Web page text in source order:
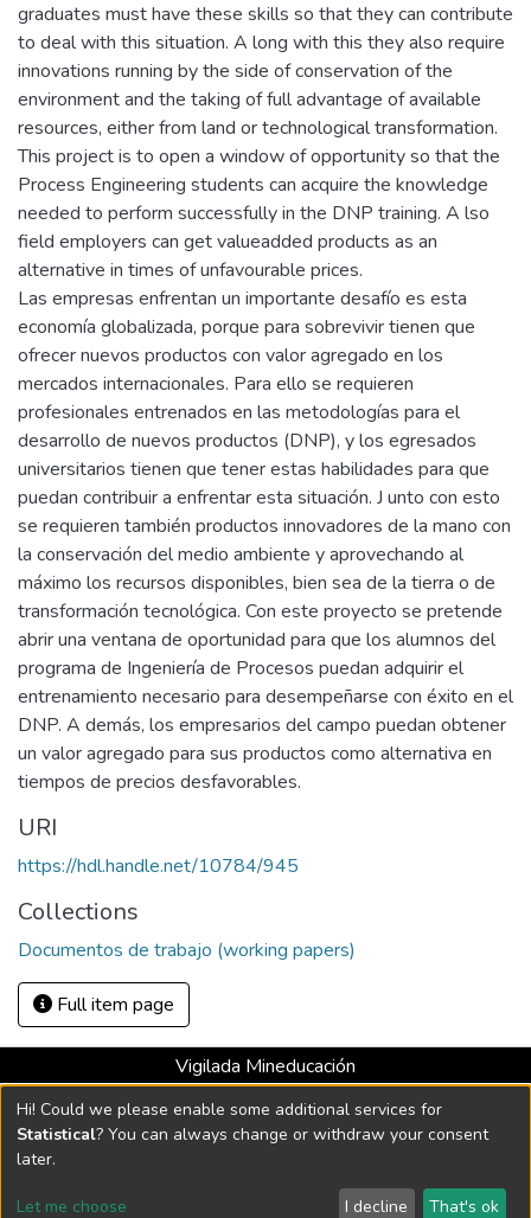
graduates must have these skills so that they can contribute
to deal with this situation. A long with this they also require
innovations running by the side of conservation of the
environment and the taking of full advantage of available
resources, either from land or technological transformation.
This project is to open a window of opportunity so that the
Process Engineering students can acquire the knowledge
needed to perform successfully in the DNP training. A lso
field employers can get valueadded products as an
alternative in times of unfavourable prices.
Las empresas enfrentan un importante desafío es esta
economía globalizada, porque para sobrevivir tienen que
ofrecer nuevos productos con valor agregado en los
mercados internacionales. Para ello se requieren
profesionales entrenados en las metodologías para el
desarrollo de nuevos productos (DNP), y los egresados
universitarios tienen que tener estas habilidades para que
puedan contribuir a enfrentar esta situación. J unto con esto
se requieren también productos innovadores de la mano con
la conservación del medio ambiente y aprovechando al
máximo los recursos disponibles, bien sea de la tierra o de
transformación tecnológica. Con este proyecto se pretende
abrir una ventana de oportunidad para que los alumnos del
programa de Ingeniería de Procesos puedan adquirir el
entrenamiento necesario para desempeñarse con éxito en el
DNP. A demás, los empresarios del campo puedan obtener
un valor agregado para sus productos como alternativa en
tiempos de precios desfavorables.
URI
https://hdl.handle.net/10784/945
Collections
Documentos de trabajo (working papers)
Full item page
Vigilada Mineducación
Universidad con Acreditación Institucional hasta 2026 -
Resolución MEN 2158 de 2018
DSpace software copyright © 2002-2026 LYRASIS
Hi! Could we please enable some additional services for
Statistical? You can always change or withdraw your consent
later.
Let me choose I decline That's ok